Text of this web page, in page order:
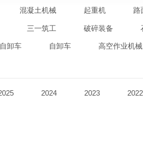
混凝土机械 起重机 路
三一筑工 破碎装备
卸车 自卸车 高空作业机械
2024 2023 2022